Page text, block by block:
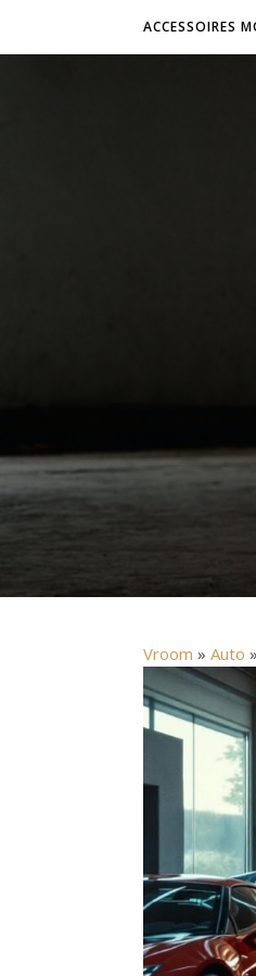
ACCESSOIRES
Vroom » Auto